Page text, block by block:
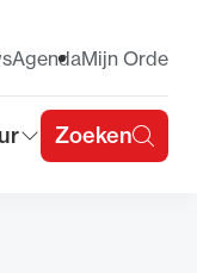
Zoeken
AgendaMijn Orde